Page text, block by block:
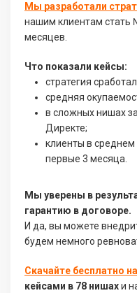
Мы разработали
нашим клиентам стать
месяцев.
Что показали кейсы:
стратегия
средняя
в сложных нишах
Директе;
клиенты в среднем
первые 3 месяца.
Мы уверены в
гарантию в договоре.
И да, вы можете
будем немного
Скачайте бесплатно
кейсами в 78 нишахи